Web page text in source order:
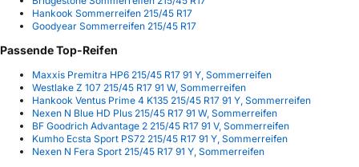
Hankook Sommerreifen 215/45 R17
Goodyear Sommerreifen 215/45 R17
Passende Top-Reifen
Maxxis Premitra HP6 215/45 R17 91 Y, Sommerreifen
Westlake Z 107 215/45 R17 91 W, Sommerreifen
Hankook Ventus Prime 4 K135 215/45 R17 91 Y, Sommerreifen
Nexen N Blue HD Plus 215/45 R17 91 W, Sommerreifen
BF Goodrich Advantage 2 215/45 R17 91 V, Sommerreifen
Kumho Ecsta Sport PS72 215/45 R17 91 Y, Sommerreifen
Nexen N Fera Sport 215/45 R17 91 Y, Sommerreifen